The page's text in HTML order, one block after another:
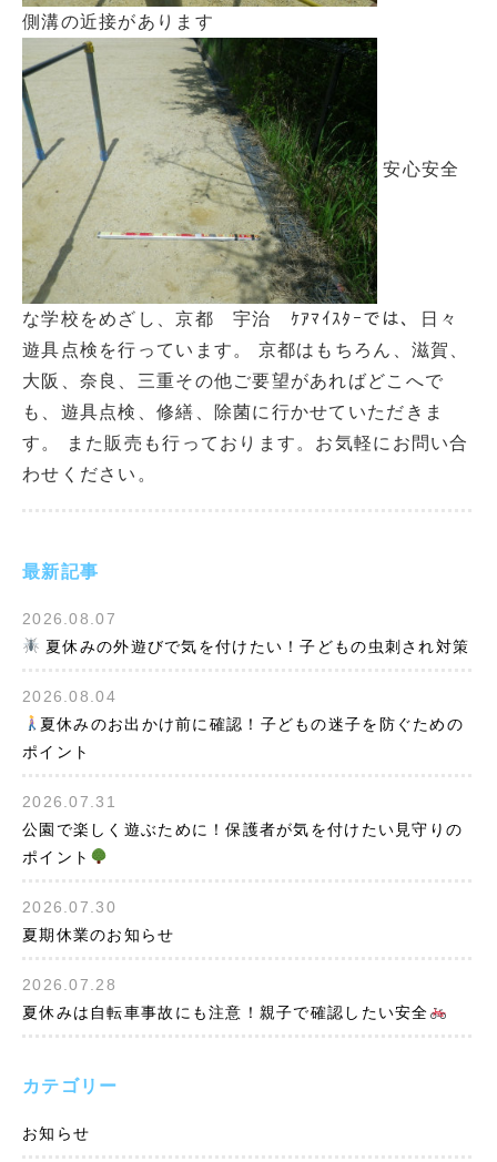
最新記事
2026.08.07
夏休みの外遊びで気を付けたい！子どもの虫刺され対策
2026.08.04
夏休みのお出かけ前に確認！子どもの迷子を防ぐための
ポイント
2026.07.31
公園で楽しく遊ぶために！保護者が気を付けたい見守りの
ポイント
2026.07.30
夏期休業のお知らせ
2026.07.28
夏休みは自転車事故にも注意！親子で確認したい安全
カテゴリー
お知らせ
側溝の近接があります
安心安全
な学校をめざし、京都 宇治 ｹｱﾏｲｽﾀｰでは、日々
遊具点検を行っています。 京都はもちろん、滋賀、
大阪、奈良、三重その他ご要望があればどこへで
も、遊具点検、修繕、除菌に行かせていただきま
す。 また販売も行っております。お気軽にお問い合
わせください。